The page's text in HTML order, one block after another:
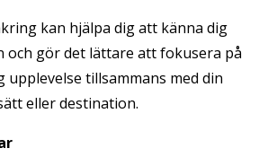
kan hjälpa dig att känna dig
och gör det lättare att fokusera på
upplevelse tillsammans med din
eller destination.